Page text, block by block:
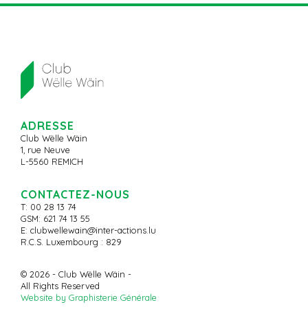
ADRESSE
Club Wëlle Wäin
1, rue Neuve
L-5560 REMICH
CONTACTEZ-NOUS
T: 00 28 13 74
GSM: 621 74 13 55
E: clubwellewain@inter-actions.lu
R.C.S. Luxembourg : 829
© 2026 - Club Wëlle Wäin -
All Rights Reserved
Website by Graphisterie Générale